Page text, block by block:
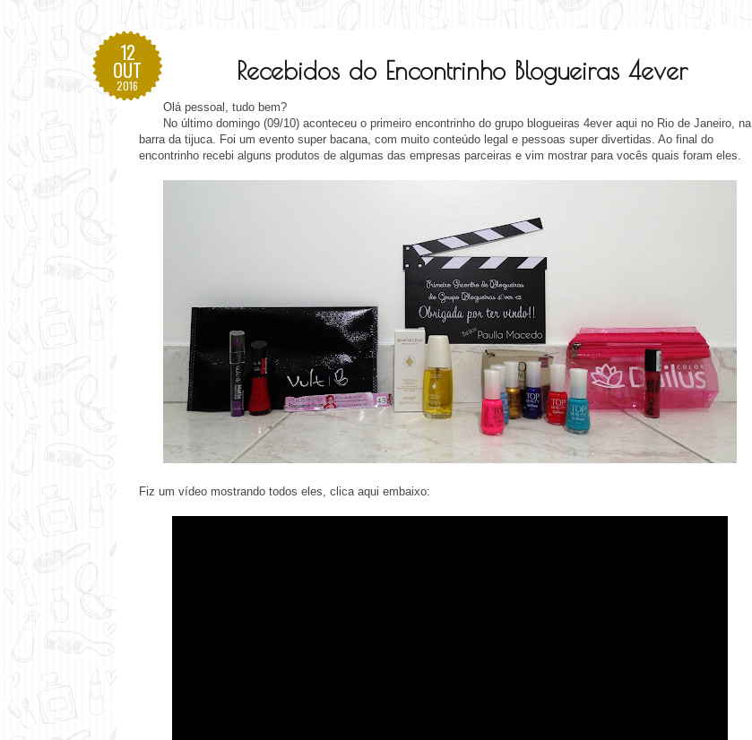
12
OUT
2016
Recebidos do Encontrinho Blogueiras 4ever
Olá pessoal, tudo bem?
No último domingo (09/10) aconteceu o primeiro encontrinho do grupo blogueiras 4ever aqui no Rio de Janeiro, na
barra da tijuca. Foi um evento super bacana, com muito conteúdo legal e pessoas super divertidas. Ao final do
encontrinho recebi alguns produtos de algumas das empresas parceiras e vim mostrar para vocês quais foram eles.
Fiz um vídeo mostrando todos eles, clica aqui embaixo: